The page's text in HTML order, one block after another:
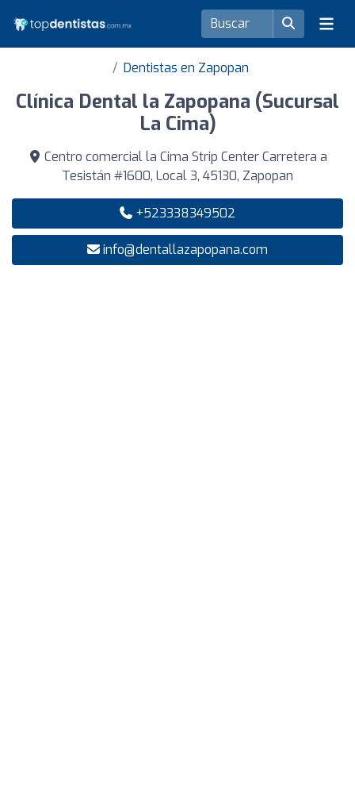
Dentistas en Zapopan
Clínica Dental la Zapopana (Sucursal
La Cima)
Centro comercial la Cima Strip Center Carretera a
Tesistán #1600, Local 3, 45130, Zapopan
+523338349502
info@dentallazapopana.com